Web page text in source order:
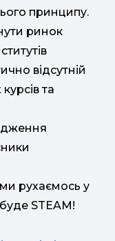
принципу.
ринок
відсутній
та
рухаємось у
STEAM!